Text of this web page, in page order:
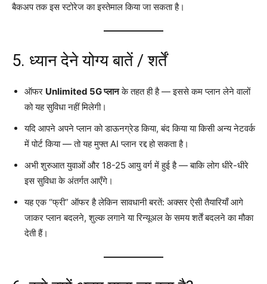
बैकअप तक इस स्टोरेज का इस्तेमाल किया जा सकता है।
5. ध्यान देने योग्य बातें / शर्तें
ऑफर Unlimited 5G प्लानके तहत ही है — इससे कम प्लान लेने वालों
को यह सुविधा नहीं मिलेगी।
यदि आपने अपने प्लान को डाऊनग्रेड किया, बंद किया या किसी अन्य नेटवर्क
में पोर्ट किया — तो यह मुफ्त AI प्लान रद्द हो सकता है।
अभी शुरुआत युवाओं और 18-25 आयु वर्ग में हुई है — बाकि लोग धीरे-धीरे
इस सुविधा के अंतर्गत आएँगे।
यह एक “फ्री” ऑफर है लेकिन सावधानी बरतें: अक्सर ऐसी तैयारियाँ आगे
जाकर प्लान बदलने, शुल्क लगाने या रिन्यूअल के समय शर्तें बदलने का मौका
देती हैं।